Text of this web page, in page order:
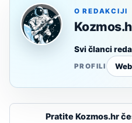
O REDAKCIJI
Svi članci
PROFILI Web
Pratite Kozmos.hr